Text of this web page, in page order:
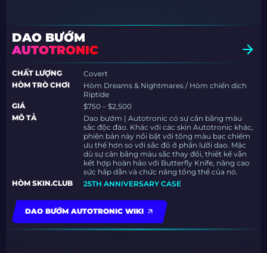
DAO BƯỚM
AUTOTRONIC
CHẤT LƯỢNG
Covert
HÒM TRÒ CHƠI
Hòm Dreams & Nightmares / Hòm chiến dịch
Riptide
GIÁ
$750 – $2,500
MÔ TẢ
Dao bướm | Autotronic có sự cân bằng màu
sắc độc đáo. Khác với các skin Autotronic khác,
phiên bản này nổi bật với tông màu bạc chiếm
ưu thế hơn so với sắc đỏ ở phần lưỡi dao. Mặc
dù sự cân bằng màu sắc thay đổi, thiết kế vẫn
kết hợp hoàn hảo với Butterfly Knife, nâng cao
sức hấp dẫn và chức năng tổng thể của nó.
HÒM SKIN.CLUB
25TH ANNIVERSARY CASE
DAO BƯỚM AUTOTRONIC WIKI